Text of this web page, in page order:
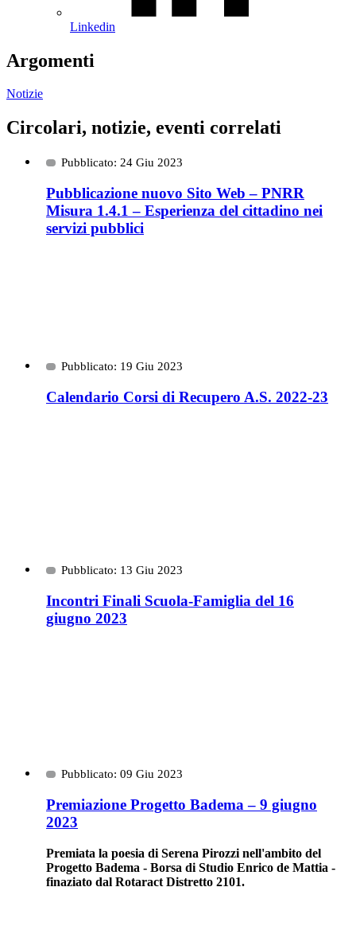
Linkedin
Argomenti
Notizie
Circolari, notizie, eventi correlati
Pubblicato: 24 Giu 2023
Pubblicazione nuovo Sito Web – PNRR
Misura 1.4.1 – Esperienza del cittadino nei
servizi pubblici
Pubblicato: 19 Giu 2023
Calendario Corsi di Recupero A.S. 2022-23
Pubblicato: 13 Giu 2023
Incontri Finali Scuola-Famiglia del 16
giugno 2023
Pubblicato: 09 Giu 2023
Premiazione Progetto Badema – 9 giugno
2023
Premiata la poesia di Serena Pirozzi nell'ambito del
Progetto Badema - Borsa di Studio Enrico de Mattia -
finaziato dal Rotaract Distretto 2101.